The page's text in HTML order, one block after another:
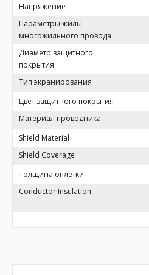
Напряжение
Параметры жилы
многожильного провода
Диаметр защитного
покрытия
Тип экранирования
Цвет защитного покрытия
Материал проводника
Shield Material
Shield Coverage
Толщина оплетки
Conductor Insulation